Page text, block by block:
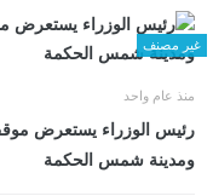
غير مصنف
منذ عام واحد
رئيس الوزراء يستعرض
ومدينة شمس الحكمة